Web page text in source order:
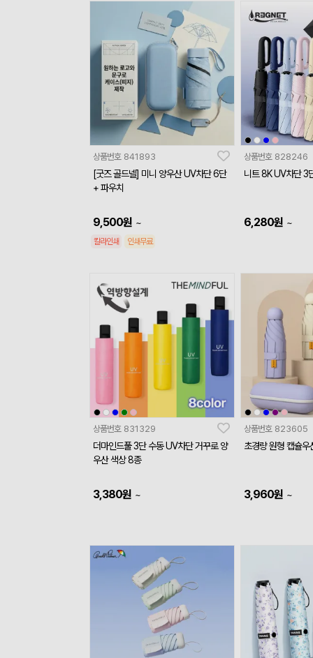
상품번호 841893
[굿즈 골드넬] 미니 양우산 UV차단 6단
+ 파우치
9,500원 ~
칼라인쇄 인쇄무료
상품번호 828246
니트 8K UV차단 3
6,280원 ~
상품번호 831329
더마인드풀 3단 수동 UV차단 거꾸로 양
우산 색상 8종
3,380원 ~
상품번호 823605
초경량 원형 캡슐우
3,960원 ~